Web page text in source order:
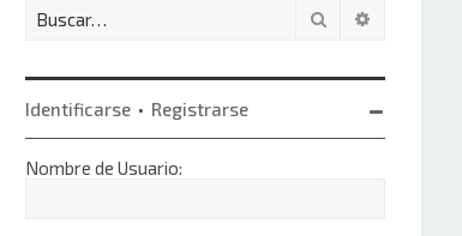
Siguiente
Buscar
Identificarse • Registrarse
Nombre de Usuario: